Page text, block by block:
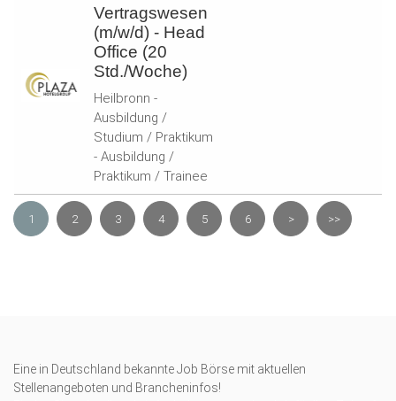
Vertragswesen
(m/w/d) - Head
Office (20
Std./Woche)
Heilbronn -
Ausbildung /
Studium / Praktikum
- Ausbildung /
Praktikum / Trainee
1 2 3 4 5 6 > >>
Eine in Deutschland bekannte Job Börse mit aktuellen
Stellenangeboten und Brancheninfos!